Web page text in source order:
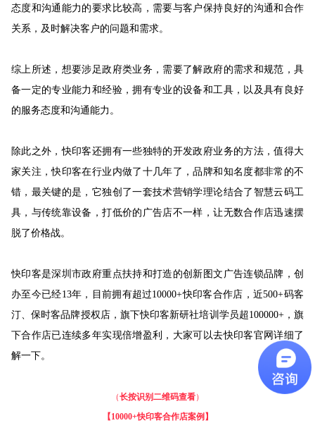
态度和沟通能力的要求比较高，需要与客户保持良好的沟通和合作
关系，及时解决客户的问题和需求。
综上所述，想要涉足政府类业务，需要了解政府的需求和规范，具
备一定的专业能力和经验，拥有专业的设备和工具，以及具有良好
的服务态度和沟通能力。
除此之外，快印客还拥有一些独特的开发政府业务的方法，值得大
家关注，快印客在行业内做了十几年了，品牌和知名度都非常的不
错，最关键的是，它独创了一套技术营销学理论结合了智慧云码工
具，与传统靠设备，打低价的广告店不一样，让无数合作店迅速摆
脱了价格战。
快印客是深圳市政府重点扶持和打造的创新图文广告连锁品牌，创
办至今已经13年，目前拥有超过10000+快印客合作店，近500+码客
汀、保时客品牌授权店，旗下快印客新研社培训学员超100000+，旗
下合作店已连续多年实现倍增盈利
， 大家可以去快印客官网详细了
解一下。
（长按识别二维码查看）
【10000+快印客合作店案例】